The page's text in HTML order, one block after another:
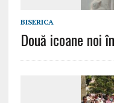
BISERICA
Două icoane noi